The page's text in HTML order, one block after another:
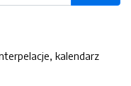
kalendarz